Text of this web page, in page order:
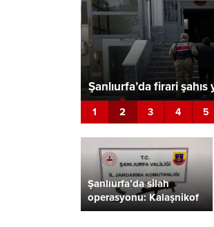
Şanlıurfa’da firari şahıs
1 2 3 4 5
Şanlıurfa’da silah
operasyonu: Kalaşnikof
ve mühimmat ele